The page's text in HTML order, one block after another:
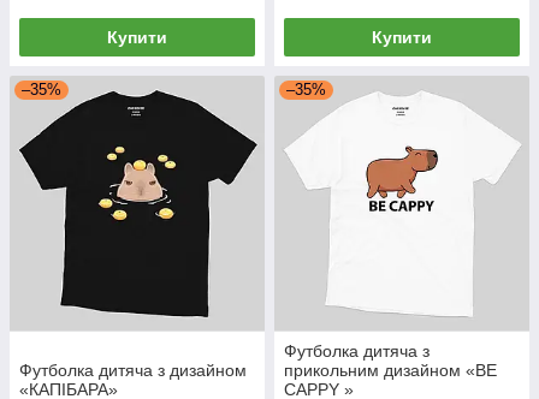
Купити Купити
–35%
Футболка дитяча з дизайном
«КАПІБАРА»
–35%
Футболка дитяча з
прикольним дизайном «BE
CAPPY »